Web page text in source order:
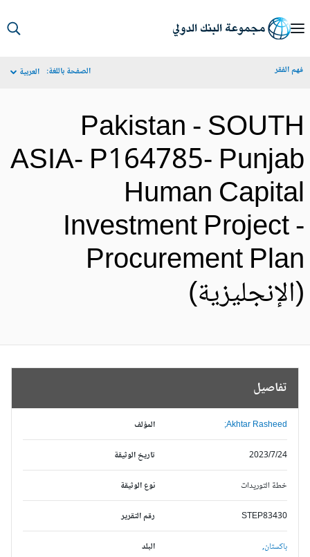
الفقر الصفحة باللغة: العربية
Pakistan -
ASIA- P164785-
Human
Investment Project
Procurement
تفاصيل
المؤلف Akhtar Rasheed;
تاريخ الوثيقة 2023/7/24
نوع الوثيقة خطة التوريدات
رقم التقرير STEP83430
البلد باكستان,